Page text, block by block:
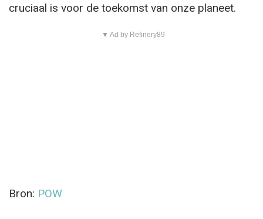
cruciaal is voor de toekomst van onze planeet.
▼ Ad by Refinery89
Bron: POW